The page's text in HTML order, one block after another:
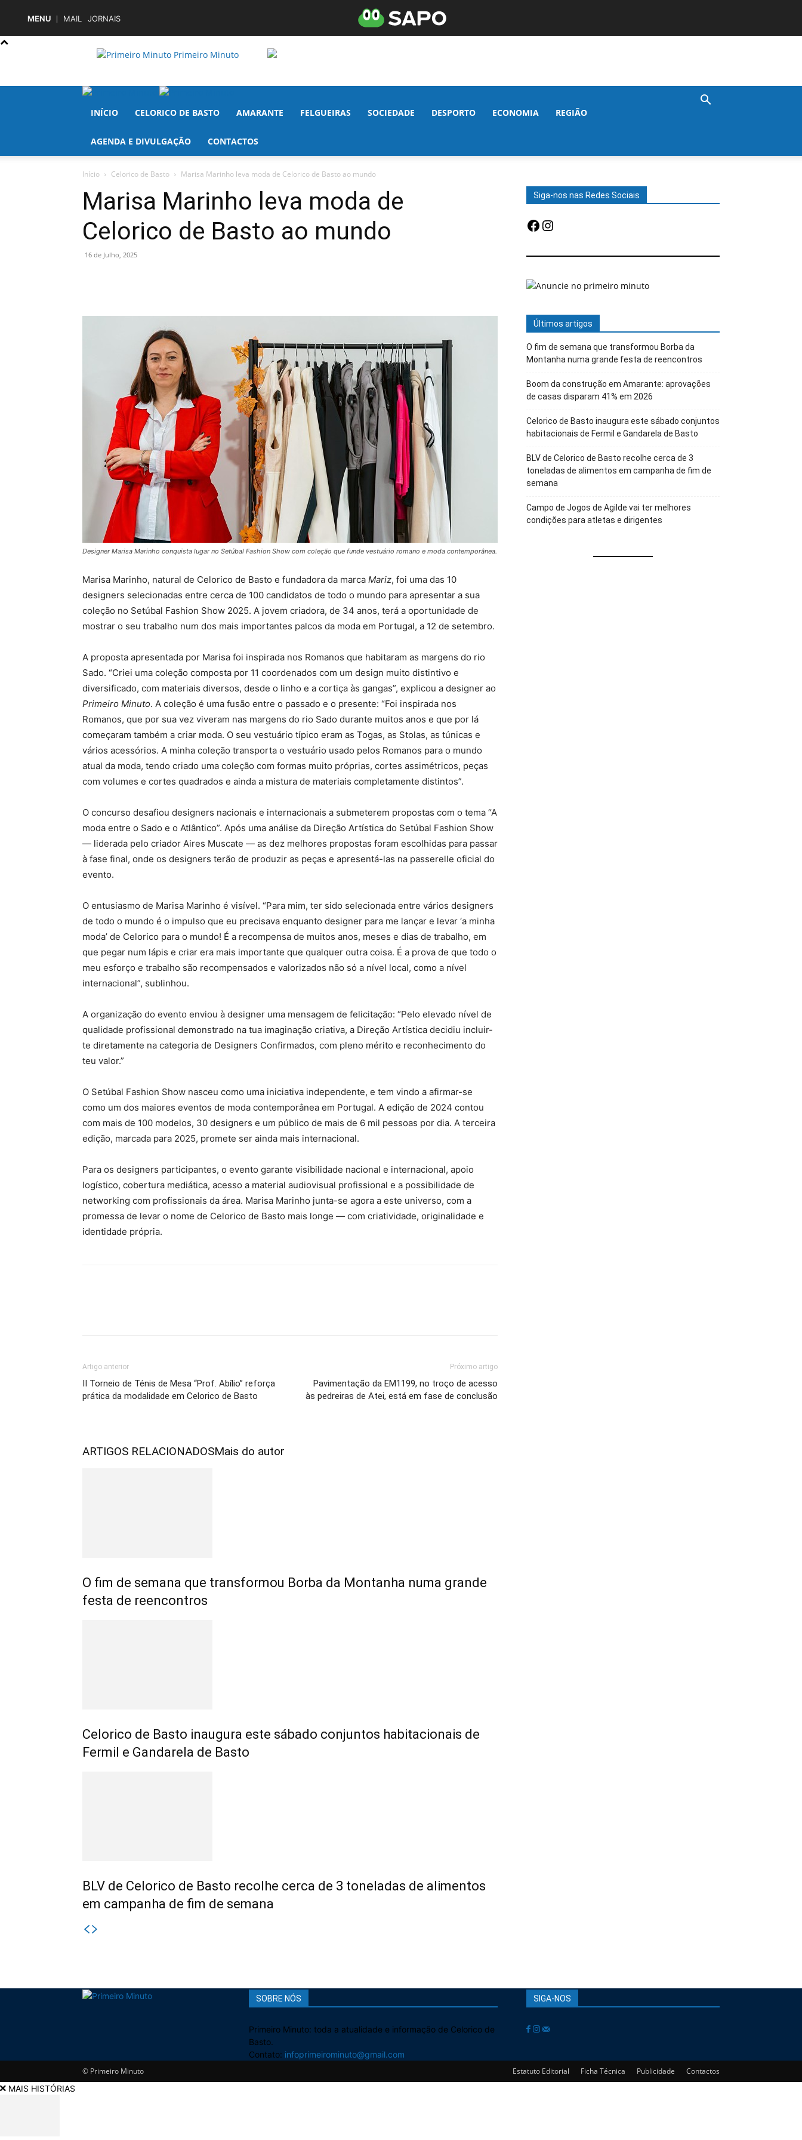
MENU MAIL JORNAIS
Primeiro Minuto
INÍCIO CELORICO DE BASTO AMARANTE FELGUEIRAS SOCIEDADE DESPORTO ECONOMIA REGIÃO
AGENDA E DIVULGAÇÃO CONTACTOS
Início Celorico de Basto Marisa Marinho leva moda de Celorico de Basto ao mundo
Marisa Marinho leva moda de
Celorico de Basto ao mundo
16 de Julho, 2025
Designer Marisa Marinho conquista lugar no Setúbal Fashion Show com coleção que funde vestuário romano e moda contemporânea.
Marisa Marinho, natural de Celorico de Basto e fundadora da marca Mariz, foi uma das 10
designers selecionadas entre cerca de 100 candidatos de todo o mundo para apresentar a sua
coleção no Setúbal Fashion Show 2025. A jovem criadora, de 34 anos, terá a oportunidade de
mostrar o seu trabalho num dos mais importantes palcos da moda em Portugal, a 12 de setembro.
A proposta apresentada por Marisa foi inspirada nos Romanos que habitaram as margens do rio
Sado. “Criei uma coleção composta por 11 coordenados com um design muito distintivo e
diversificado, com materiais diversos, desde o linho e a cortiça às gangas”, explicou a designer ao
Primeiro Minuto. A coleção é uma fusão entre o passado e o presente: “Foi inspirada nos
Romanos, que por sua vez viveram nas margens do rio Sado durante muitos anos e que por lá
começaram também a criar moda. O seu vestuário típico eram as Togas, as Stolas, as túnicas e
vários acessórios. A minha coleção transporta o vestuário usado pelos Romanos para o mundo
atual da moda, tendo criado uma coleção com formas muito próprias, cortes assimétricos, peças
com volumes e cortes quadrados e ainda a mistura de materiais completamente distintos”.
O concurso desafiou designers nacionais e internacionais a submeterem propostas com o tema “A
moda entre o Sado e o Atlântico”. Após uma análise da Direção Artística do Setúbal Fashion Show
— liderada pelo criador Aires Muscate — as dez melhores propostas foram escolhidas para passar
à fase final, onde os designers terão de produzir as peças e apresentá-las na passerelle oficial do
evento.
O entusiasmo de Marisa Marinho é visível. “Para mim, ter sido selecionada entre vários designers
de todo o mundo é o impulso que eu precisava enquanto designer para me lançar e levar ‘a minha
moda’ de Celorico para o mundo! É a recompensa de muitos anos, meses e dias de trabalho, em
que pegar num lápis e criar era mais importante que qualquer outra coisa. É a prova de que todo o
meu esforço e trabalho são recompensados e valorizados não só a nível local, como a nível
internacional”, sublinhou.
A organização do evento enviou à designer uma mensagem de felicitação: “Pelo elevado nível de
qualidade profissional demonstrado na tua imaginação criativa, a Direção Artística decidiu incluir-
te diretamente na categoria de Designers Confirmados, com pleno mérito e reconhecimento do
teu valor.”
O Setúbal Fashion Show nasceu como uma iniciativa independente, e tem vindo a afirmar-se
como um dos maiores eventos de moda contemporânea em Portugal. A edição de 2024 contou
com mais de 100 modelos, 30 designers e um público de mais de 6 mil pessoas por dia. A terceira
edição, marcada para 2025, promete ser ainda mais internacional.
Para os designers participantes, o evento garante visibilidade nacional e internacional, apoio
logístico, cobertura mediática, acesso a material audiovisual profissional e a possibilidade de
networking com profissionais da área. Marisa Marinho junta-se agora a este universo, com a
promessa de levar o nome de Celorico de Basto mais longe — com criatividade, originalidade e
identidade própria.
Artigo anterior
II Torneio de Ténis de Mesa “Prof. Abílio” reforça
prática da modalidade em Celorico de Basto
Próximo artigo
Pavimentação da EM1199, no troço de acesso
às pedreiras de Atei, está em fase de conclusão
ARTIGOS RELACIONADOSMais do autor
O fim de semana que transformou Borba da Montanha numa grande
festa de reencontros
Celorico de Basto inaugura este sábado conjuntos habitacionais de
Fermil e Gandarela de Basto
BLV de Celorico de Basto recolhe cerca de 3 toneladas de alimentos
em campanha de fim de semana
Siga-nos nas Redes Sociais
Facebook
Instagram
Últimos artigos
O fim de semana que transformou Borba da
Montanha numa grande festa de reencontros
Boom da construção em Amarante: aprovações
de casas disparam 41% em 2026
Celorico de Basto inaugura este sábado conjuntos
habitacionais de Fermil e Gandarela de Basto
BLV de Celorico de Basto recolhe cerca de 3
toneladas de alimentos em campanha de fim de
semana
Campo de Jogos de Agilde vai ter melhores
condições para atletas e dirigentes
SOBRE NÓS
Primeiro Minuto: toda a atualidade e informação de Celorico de
Basto.
Contato: infoprimeirominuto@gmail.com
SIGA-NOS
Estatuto Editorial Ficha Técnica Publicidade Contactos
© Primeiro Minuto
MAIS HISTÓRIAS